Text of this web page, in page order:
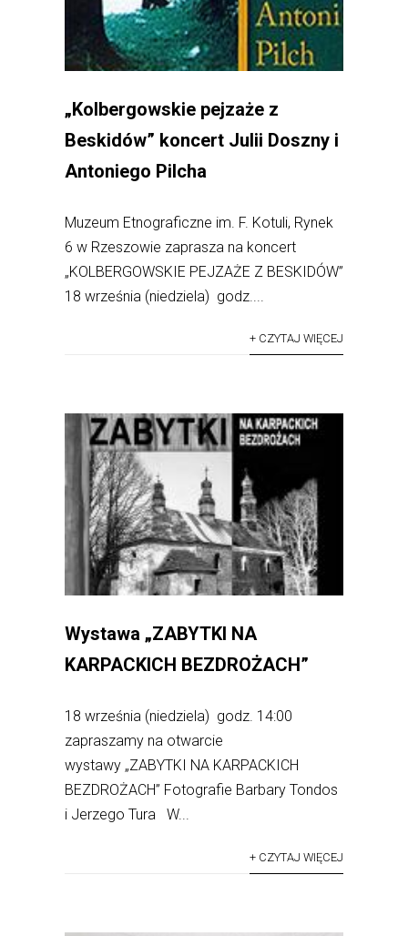
„Kolbergowskie pejzaże z
Beskidów” koncert Julii Doszny i
Antoniego Pilcha
Muzeum Etnograficzne im. F. Kotuli, Rynek
6 w Rzeszowie zaprasza na koncert
„KOLBERGOWSKIE PEJZAŻE Z BESKIDÓW”
18 września (niedziela) godz....
+ CZYTAJ WIĘCEJ
Wystawa „ZABYTKI NA
KARPACKICH BEZDROŻACH”
18 września (niedziela) godz. 14:00
zapraszamy na otwarcie
wystawy „ZABYTKI NA KARPACKICH
BEZDROŻACH” Fotografie Barbary Tondos
i Jerzego Tura W...
+ CZYTAJ WIĘCEJ